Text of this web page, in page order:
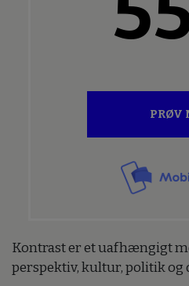
PRØV
Kontrast er et uafhængigt
perspektiv, kultur, politik og